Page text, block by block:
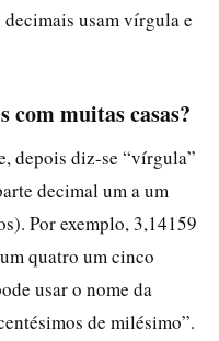
usam vírgula e
com muitas casas?
depois diz-se “vírgula”
decimal um a um
Por exemplo, 3,14159
quatro um cinco
usar o nome da
de milésimo”.